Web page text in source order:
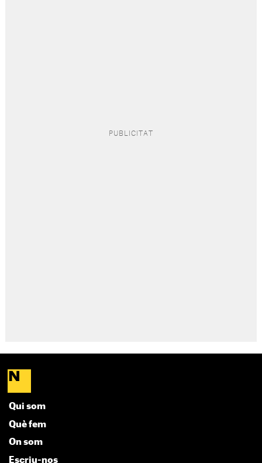
Qui som
Què fem
On som
Escriu-nos